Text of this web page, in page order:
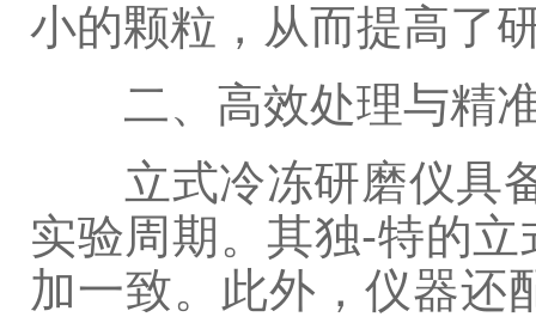
小的颗粒，从而提高了
二、高效处理与精
立式冷冻研磨仪具备
实验周期。其独-特的
加一致。此外，仪器还